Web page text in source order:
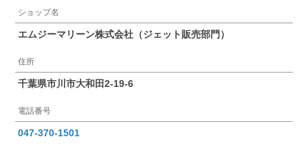
ショップ名
エムジーマリーン株式会社（ジェット販売部門）
住所
千葉県市川市大和田2-19-6
電話番号
047-370-1501